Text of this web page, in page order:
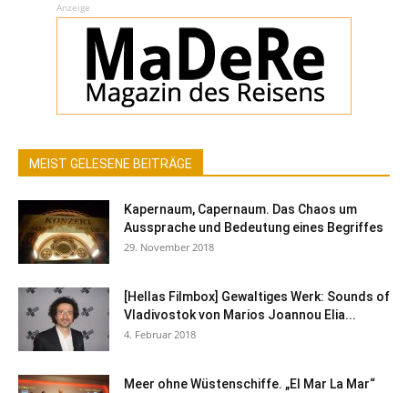
Anzeige
MEIST GELESENE BEITRÄGE
Kapernaum, Capernaum. Das Chaos um
Aussprache und Bedeutung eines Begriffes
29. November 2018
[Hellas Filmbox] Gewaltiges Werk: Sounds of
Vladivostok von Marios Joannou Elia...
4. Februar 2018
Meer ohne Wüstenschiffe. „El Mar La Mar“